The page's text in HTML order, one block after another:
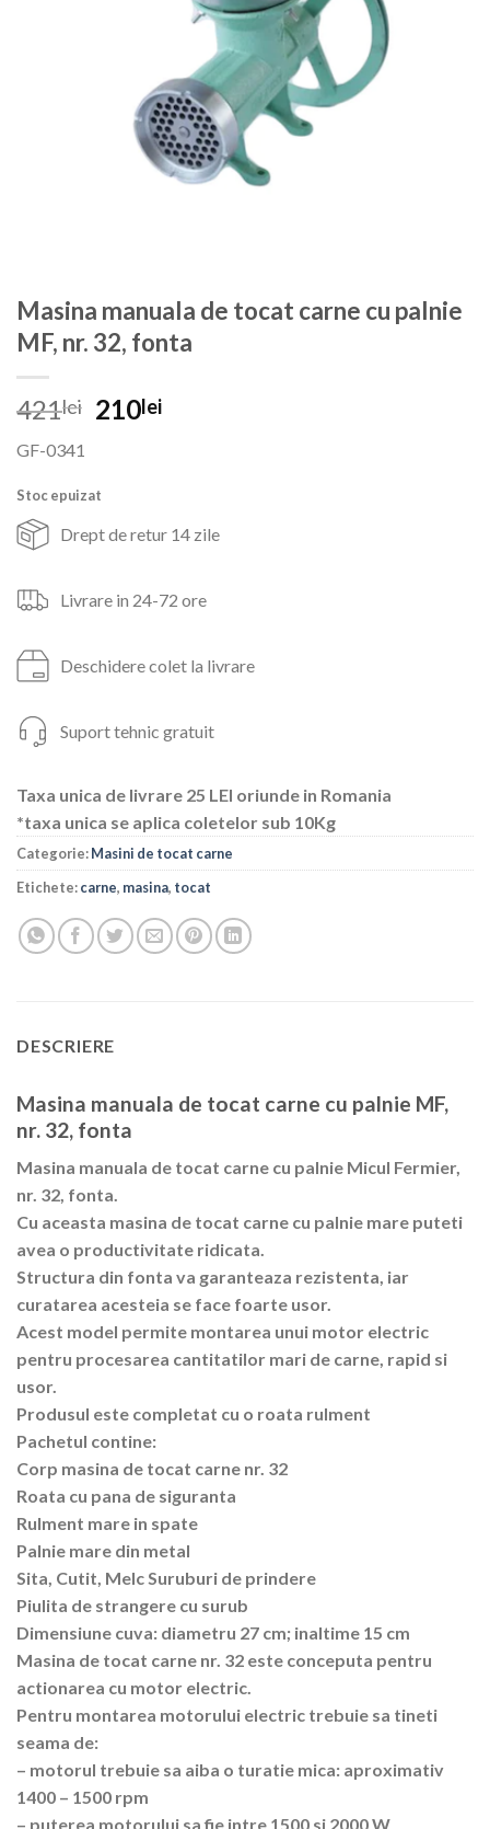
Masina manuala de tocat carne cu palnie
MF, nr. 32, fonta
421lei Prețul
fost:
210leiPrețul
GF-0341
Stoc epuizat
Drept de retur 14 zile
Livrare in 24-72 ore
Deschidere colet la livrare
Suport tehnic gratuit
Taxa unica de livrare 25 LEI oriunde in Romania
*taxa unica se aplica coletelor sub 10Kg
Categorie:Masini de tocat carne
Etichete:carne, masina, tocat
DESCRIERE
Masina manuala de tocat carne cu palnie MF,
nr. 32, fonta
Masina manuala de tocat carne cu palnie Micul Fermier,
nr. 32, fonta.
Cu aceasta masina de tocat carne cu palnie mare puteti
avea o productivitate ridicata.
Structura din fonta va garanteaza rezistenta, iar
curatarea acesteia se face foarte usor.
Acest model permite montarea unui motor electric
pentru procesarea cantitatilor mari de carne, rapid si
usor.
Produsul este completat cu o roata rulment
Pachetul contine:
Corp masina de tocat carne nr. 32
Roata cu pana de siguranta
Rulment mare in spate
Palnie mare din metal
Sita, Cutit, Melc Suruburi de prindere
Piulita de strangere cu surub
Dimensiune cuva: diametru 27 cm; inaltime 15 cm
Masina de tocat carne nr. 32 este conceputa pentru
actionarea cu motor electric.
Pentru montarea motorului electric trebuie sa tineti
seama de:
– motorul trebuie sa aiba o turatie mica: aproximativ
1400 – 1500 rpm
– puterea motorului sa fie intre 1500 si 2000 W